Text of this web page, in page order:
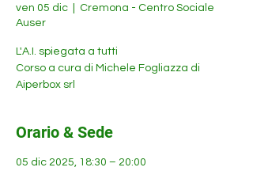
ven 05 dic
Cremona - Centro Sociale
Auser
L'A.I. spiegata a tutti
Corso a cura di Michele Fogliazza di
Aiperbox srl
Orario & Sede
05 dic 2025, 18:30 – 20:00